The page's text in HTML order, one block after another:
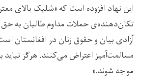
این نهاد افزوده است که «شلیک بالای
تکان‌دهنده‌ی حملات مداوم طالبان به
آزادی بیان و حقوق زنان در افغانستان
مسالمت‌آمیز اعتراض می‌کنند، هرگز نباید
مواجه شوند.»